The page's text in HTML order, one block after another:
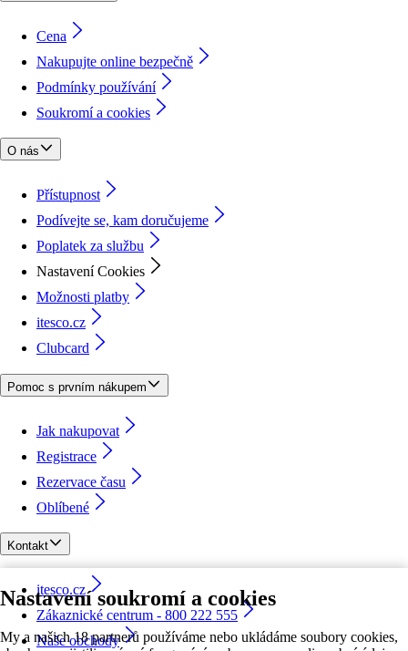
Nastavení soukromí a cookies
My a našich 18 partnerů používáme nebo ukládáme soubory cookies,
Cena
Nakupujte online bezpečně
Podmínky používání
Soukromí a cookies
O nás
Přístupnost
Podívejte se, kam doručujeme
Poplatek za službu
Nastavení Cookies
Možnosti platby
itesco.cz
Clubcard
Pomoc s prvním nákupem
Jak nakupovat
Registrace
Rezervace času
Oblíbené
Kontakt
itesco.cz
Zákaznické centrum - 800 222 555
Naše obchody